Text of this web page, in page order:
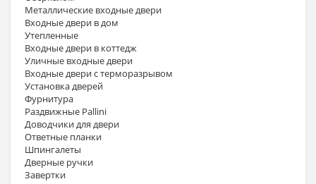
Металлические входные двери
Входные двери в дом
Утепленные
Входные двери в коттедж
Уличные входные двери
Входные двери с терморазрывом
Установка дверей
Фурнитура
Раздвижные Pallini
Доводчики для двери
Ответные планки
Шпингалеты
Дверные ручки
Завертки